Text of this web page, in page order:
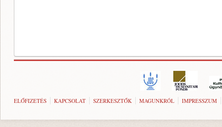
ELŐFIZETÉS KAPCSOLAT SZERKESZTŐK MAGUNKRÓL IMPRESSZUM